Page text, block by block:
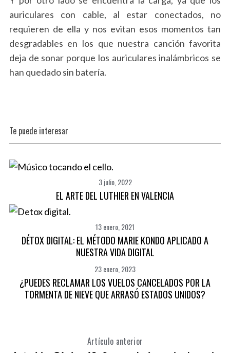
auriculares con cable, al estar conectados, no
requieren de ella y nos evitan esos momentos tan
desgradables en los que nuestra canción favorita
deja de sonar porque los auriculares inalámbricos se
han quedado sin batería.
Te puede interesar
3 julio, 2022
EL ARTE DEL LUTHIER EN VALENCIA
13 enero, 2021
DÉTOX DIGITAL: EL MÉTODO MARIE KONDO APLICADO A
NUESTRA VIDA DIGITAL
23 enero, 2023
¿PUEDES RECLAMAR LOS VUELOS CANCELADOS POR LA
TORMENTA DE NIEVE QUE ARRASÓ ESTADOS UNIDOS?
Artículo anterior
S
r
o